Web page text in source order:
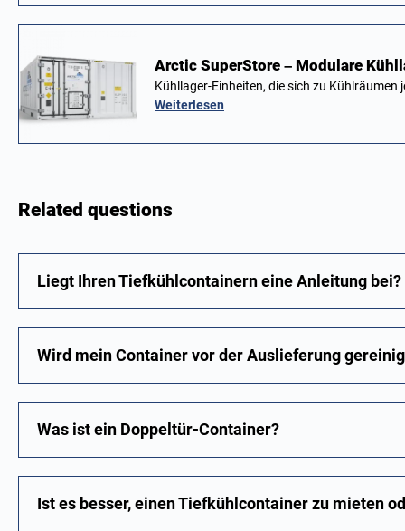
Arctic SuperStore – Modulare
Kühllager-Einheiten, die sich zu
Weiterlesen
Related questions
Liegt Ihren Tiefkühlcontainern eine Anleitung bei?
Wird mein Container vor der Auslieferung
Was ist ein Doppeltür-Container?
Ist es besser, einen Tiefkühlcontainer zu mieten